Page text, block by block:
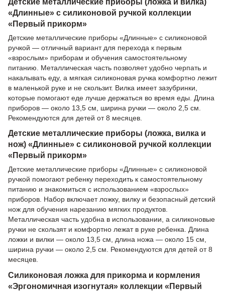
«Длинные» с силиконовой ручкой коллекции
«Первый прикорм»
Детские металлические приборы «Длинные» с силиконовой
ручкой — отличный вариант для перехода к первым
«взрослым» приборам и обучения самостоятельному
питанию. Металлическая часть позволяет удобно черпать и
накалывать еду, а мягкая силиконовая ручка комфортно лежит
в маленькой руке и не скользит. Вилка имеет зазубринки,
которые помогают еде лучше держаться во время еды. Длина
приборов — около 13,5 см, ширина ручки — около 2,5 см.
Рекомендуются для детей от 8 месяцев.
Детские металлические приборы (ложка, вилка и
нож) «Длинные» с силиконовой ручкой коллекции
«Первый прикорм»
Детские металлические приборы «Длинные» с силиконовой
ручкой помогают ребенку переходить к самостоятельному
питанию и знакомиться с использованием «взрослых»
приборов. Набор включает ложку, вилку и безопасный детский
нож для обучения нарезанию мягких продуктов.
Металлическая часть удобна в использовании, а силиконовые
ручки не скользят и комфортно лежат в руке ребенка. Длина
ложки и вилки — около 13,5 см, длина ножа — около 15 см,
ширина ручки — около 2,5 см. Рекомендуются для детей от 8
месяцев.
Силиконовая ложка для прикорма и кормления
«Эргономичная изогнутая» коллекции «Первый